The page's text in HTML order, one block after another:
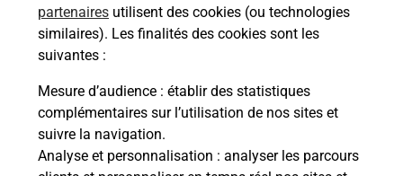
partenaires utilisent des cookies (ou technologies
similaires). Les finalités des cookies sont les
suivantes :
Mesure d’audience : établir des statistiques
complémentaires sur l’utilisation de nos sites et
suivre la navigation.
Analyse et personnalisation : analyser les parcours
Comment demander une
modification de livraison ?
Comment La Poste participe-t-elle
à votre sécurité au quotidien ?